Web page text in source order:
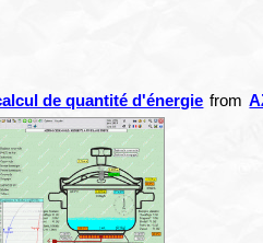
de quantité d'énergie from